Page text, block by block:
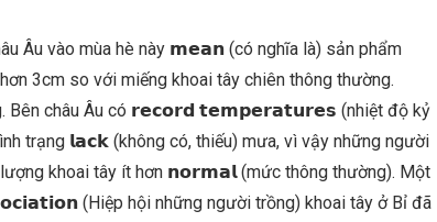
Âu vào mùa hè này 𝗺𝗲𝗮𝗻 (có nghĩa là) sản phẩm
3cm so với miếng khoai tây chiên thông thường.
Bên châu Âu có 𝗿𝗲𝗰𝗼𝗿𝗱 𝘁𝗲𝗺𝗽𝗲𝗿𝗮𝘁𝘂𝗿𝗲𝘀 (nhiệt độ kỷ
𝗹𝗮𝗰𝗸 (không có, thiếu) mưa, vì vậy những người
khoai tây ít hơn 𝗻𝗼𝗿𝗺𝗮𝗹 (mức thông thường). Một
(Hiệp hội những người trồng) khoai tây ở Bỉ đã